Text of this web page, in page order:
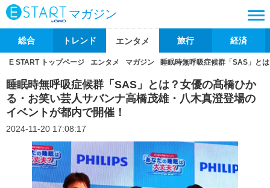
マガジン
総合 トレンド エンタメ 旅行 経済
E START トップページ エンタメ マガジン 睡眠時無呼吸症候群「SAS」と
睡眠時無呼吸症候群「SAS」とは？女優の髙橋ひか
る・お笑い芸人サバンナ高橋茂雄・八木真澄登場の
イベントが都内で開催！
2024-11-20 17:08:17